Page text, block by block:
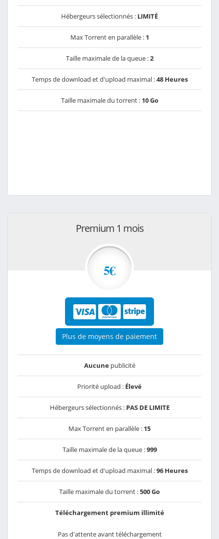
Hébergeurs sélectionnés : LIMITÉ
Max Torrent en parallèle : 1
Taille maximale de la queue :2
Temps de download et d'upload maximal :48 Heures
Taille maximale du torrent : 10 Go
Premium 1 mois
5€
Plus de moyens de paiement
Aucunepublicité
Priorité upload : Élevé
Hébergeurs sélectionnés : PAS DE LIMITE
Max Torrent en parallèle : 15
Taille maximale de la queue :999
Temps de download et d'upload maximal :96 Heures
Taille maximale du torrent :500 Go
Téléchargement premium illimité
Pas d'attente avant téléchargement